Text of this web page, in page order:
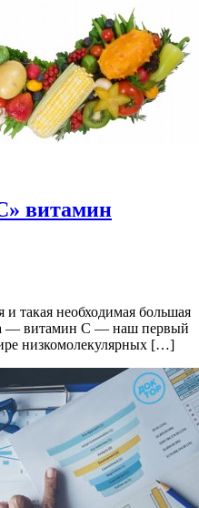
витамин
такая необходимая большая
— витамин C — наш первый
низкомолекулярных […]